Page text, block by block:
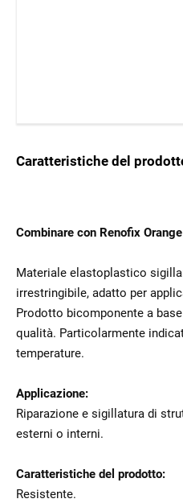
Caratteristiche del
Combinare con Renofix Orange
Materiale elastoplastico
irrestringibile, adatto per
Prodotto bicomponente a
qualità. Particolarmente
temperature.
Applicazione:
Riparazione e sigillatura di
esterni o interni.
Caratteristiche del prodotto:
Resistente.